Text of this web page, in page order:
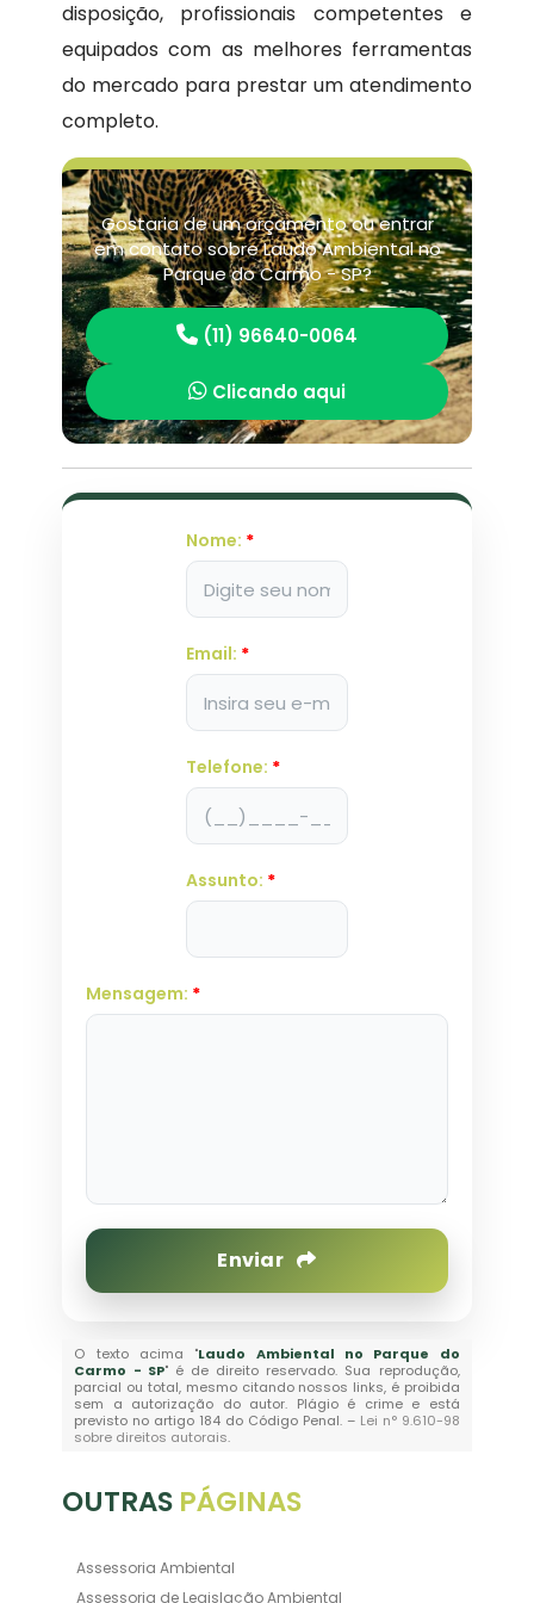
disposição, profissionais competentes e
equipados com as melhores ferramentas
do mercado para prestar um atendimento
completo.
Gostaria de um orçamento ou entrar
em contato sobre Laudo Ambiental no
Parque do Carmo - SP?
(11) 96640-0064
Clicando aqui
Nome: *
Email: *
Telefone: *
Assunto: *
Mensagem: *
Enviar
O texto acima "Laudo Ambiental no Parque do
Carmo - SP" é de direito reservado. Sua reprodução,
parcial ou total, mesmo citando nossos links, é proibida
sem a autorização do autor. Plágio é crime e está
previsto no artigo 184 do Código Penal. – Lei n° 9.610-98
sobre direitos autorais.
OUTRAS PÁGINAS
Assessoria Ambiental
Assessoria de Legislação Ambiental